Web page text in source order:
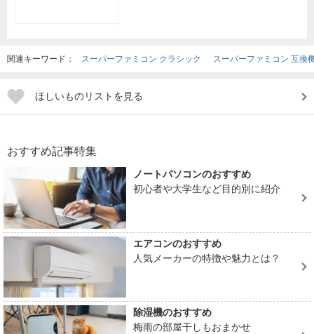
関連キーワード： スーパーファミコン クラシック スーパーファミコン 互換
ほしいものリストを見る
おすすめ記事特集
ノートパソコンのおすすめ
初心者や大学生など目的別に紹介
エアコンのおすすめ
人気メーカーの特徴や魅力とは？
除湿機のおすすめ
梅雨の部屋干しもおまかせ